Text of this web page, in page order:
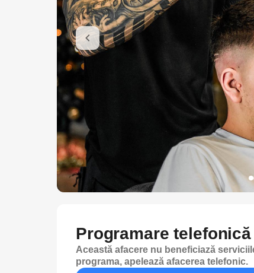
Programare telefonică
Această afacere nu beneficiază
programa, apelează afacerea telefonic.